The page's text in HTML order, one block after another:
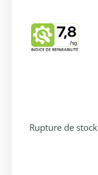
Rupture de stock